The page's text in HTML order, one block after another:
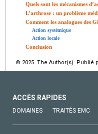
Quels sont les mécanismes
L’arthrose : un problème
Comment les analogues des
Action systémique
Action locale
Conclusion
© 2025 The Author(s). Publié
ACCÈS RAPIDES
DOMAINES TRAITÉS EMC